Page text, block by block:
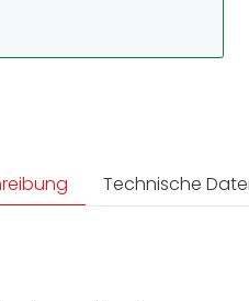
Technische